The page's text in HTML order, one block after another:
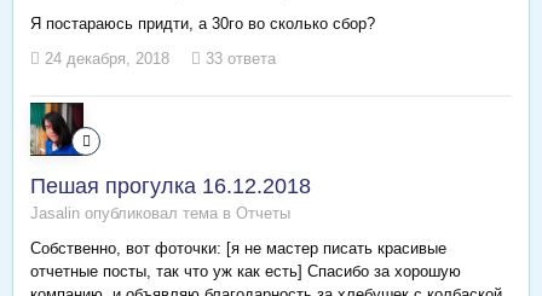
Я постараюсь придти, а 30го во сколько сбор?
24 декабря, 2018
33 ответа
Пешая прогулка 16.12.2018
Jasalin опубликовал тема в Отчеты
Собственно, вот фоточки: [я не мастер писать красивые
отчетные посты, так что уж как есть] Спасибо за хорошую